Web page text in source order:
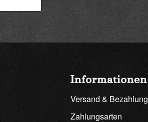
Informationen
Versand & Bezahlung
Zahlungsarten